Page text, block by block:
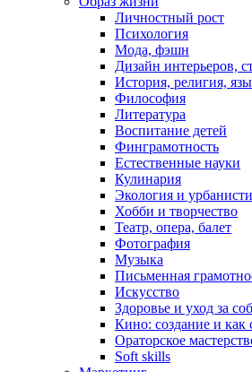
Личностный рост
Психология
Мода, фэшн
Дизайн интерьеров,
История, религия,
Философия
Литература
Воспитание детей
Финграмотность
Естественные науки
Кулинария
Экология и
Хобби и творчество
Театр, опера, балет
Фотография
Музыка
Письменная
Искусство
Здоровье и уход за
Кино: создание и как
Ораторское
Soft skills